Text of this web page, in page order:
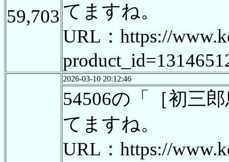
59,703 てますね。
URL：https://
2026-03-10 20:12:46
54506の「［初三
てますね。
URL：https://